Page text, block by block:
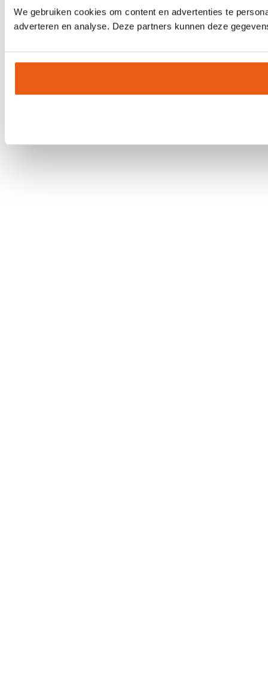
We gebruiken cookies om content en advertenties te
adverteren en analyse. Deze partners kunnen deze